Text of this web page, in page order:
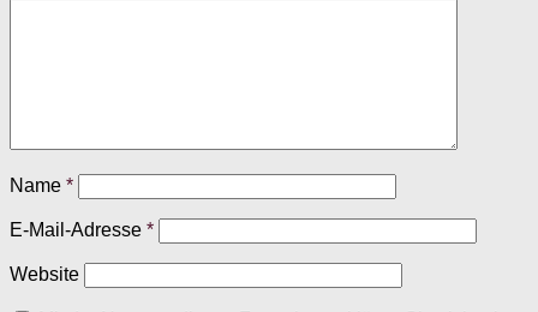
Name *
E-Mail-Adresse *
Website